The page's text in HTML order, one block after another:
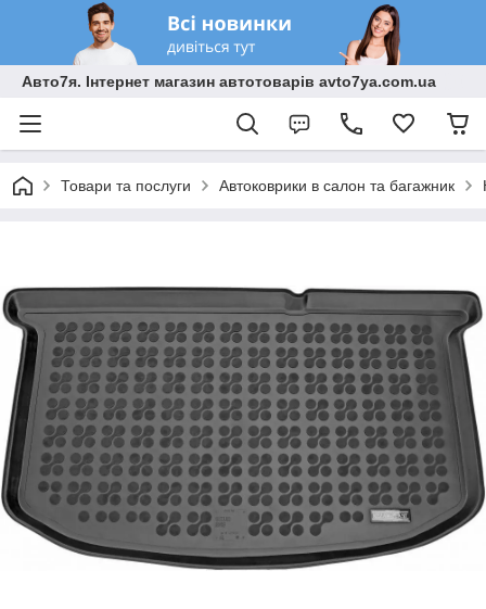
Авто7я. Інтернет магазин автотоварів avto7ya.com.ua
Товари та послуги Автоковрики в салон та багажник